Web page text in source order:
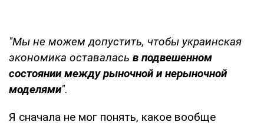
"Мы не можем допустить, чтобы украинская
экономика оставалась в подвешенном
состоянии между рыночной и нерыночной
моделями".
Я сначала не мог понять, какое вообще